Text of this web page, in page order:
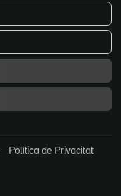
Política de Privacitat